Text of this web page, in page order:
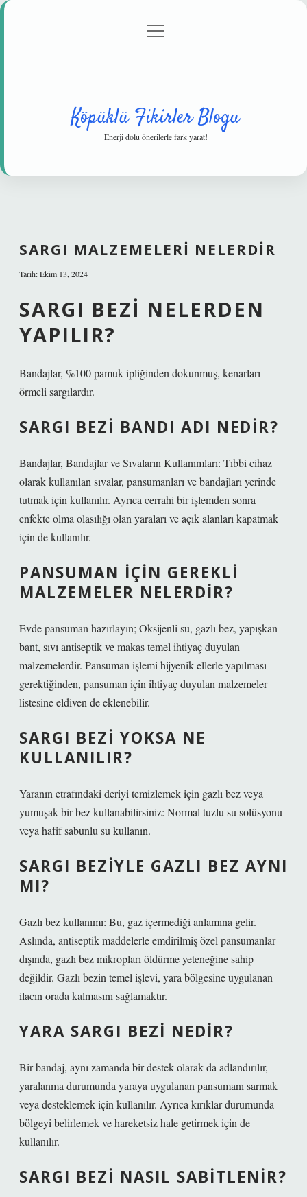
Gizlilik Politikası
menüyü
Köpüklü Fikirler Blogu
Enerji dolu önerilerle fark yarat!
SARGI MALZEMELERI NELERDIR
Tarih: Ekim 13, 2024
SARGI BEZI NELERDEN
YAPILIR?
Bandajlar, %100 pamuk ipliğinden dokunmuş, kenarları
örmeli sargılardır.
SARGI BEZI BANDI ADI NEDIR?
Bandajlar, Bandajlar ve Sıvaların Kullanımları: Tıbbi cihaz
olarak kullanılan sıvalar, pansumanları ve bandajları yerinde
tutmak için kullanılır. Ayrıca cerrahi bir işlemden sonra
enfekte olma olasılığı olan yaraları ve açık alanları kapatmak
için de kullanılır.
PANSUMAN IÇIN GEREKLI
MALZEMELER NELERDIR?
Evde pansuman hazırlayın; Oksijenli su, gazlı bez, yapışkan
bant, sıvı antiseptik ve makas temel ihtiyaç duyulan
malzemelerdir. Pansuman işlemi hijyenik ellerle yapılması
gerektiğinden, pansuman için ihtiyaç duyulan malzemeler
listesine eldiven de eklenebilir.
SARGI BEZI YOKSA NE
KULLANILIR?
Yaranın etrafındaki deriyi temizlemek için gazlı bez veya
yumuşak bir bez kullanabilirsiniz: Normal tuzlu su solüsyonu
veya hafif sabunlu su kullanın.
SARGI BEZIYLE GAZLI BEZ AYNI
MI?
Gazlı bez kullanımı: Bu, gaz içermediği anlamına gelir.
Aslında, antiseptik maddelerle emdirilmiş özel pansumanlar
dışında, gazlı bez mikropları öldürme yeteneğine sahip
değildir. Gazlı bezin temel işlevi, yara bölgesine uygulanan
ilacın orada kalmasını sağlamaktır.
YARA SARGI BEZI NEDIR?
Bir bandaj, aynı zamanda bir destek olarak da adlandırılır,
yaralanma durumunda yaraya uygulanan pansumanı sarmak
veya desteklemek için kullanılır. Ayrıca kırıklar durumunda
bölgeyi belirlemek ve hareketsiz hale getirmek için de
kullanılır.
SARGI BEZI NASIL SABITLENIR?